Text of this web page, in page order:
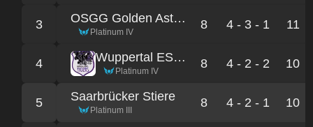
3 OSGG Golden Astronauts
Platinum IV
8 4 - 3 - 1 11
4 Wuppertal ESports Tigers
Platinum IV
8 4 - 2 - 2 10
5 Saarbrücker Stiere
Platinum III
8 4 - 2 - 1 10